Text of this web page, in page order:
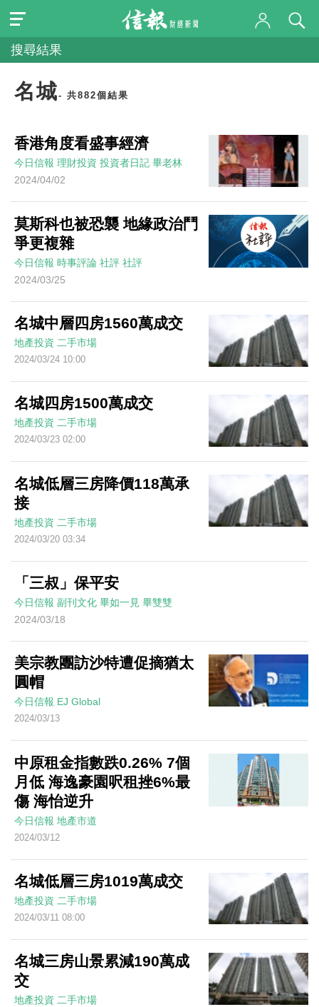
搜尋結果
名城- 共882個結果
香港角度看盛事經濟
今日信報 理財投資 投資者日記 畢老林
2024/04/02
莫斯科也被恐襲 地緣政治鬥
爭更複雜
今日信報 時事評論 社評 社評
2024/03/25
名城中層四房1560萬成交
地產投資 二手市場
2024/03/24 10:00
名城四房1500萬成交
地產投資 二手市場
2024/03/23 02:00
名城低層三房降價118萬承
接
地產投資 二手市場
2024/03/20 03:34
「三叔」保平安
今日信報 副刊文化 畢如一見 畢雙雙
2024/03/18
美宗教團訪沙特遭促摘猶太
圓帽
今日信報 EJ Global
2024/03/13
中原租金指數跌0.26% 7個
月低 海逸豪園呎租挫6%最
傷 海怡逆升
今日信報 地產市道
2024/03/12
名城低層三房1019萬成交
地產投資 二手市場
2024/03/11 08:00
名城三房山景累減190萬成
交
地產投資 二手市場